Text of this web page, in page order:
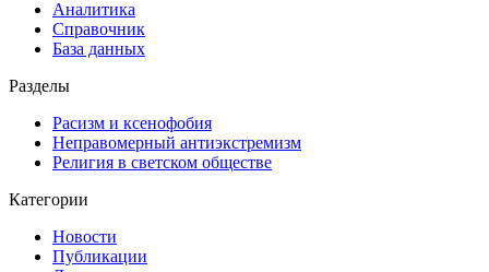
Аналитика
Справочник
База данных
Разделы
Расизм и ксенофобия
Неправомерный антиэкстремизм
Религия в светском обществе
Категории
Новости
Публикации